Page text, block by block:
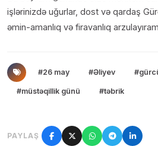
işlərinizdə uğurlar, dost və qardaş
əmin-amanlıq və firavanlıq
#26 may #Əliyev
#müstəqillik günü #təbrik
PAYLAŞ